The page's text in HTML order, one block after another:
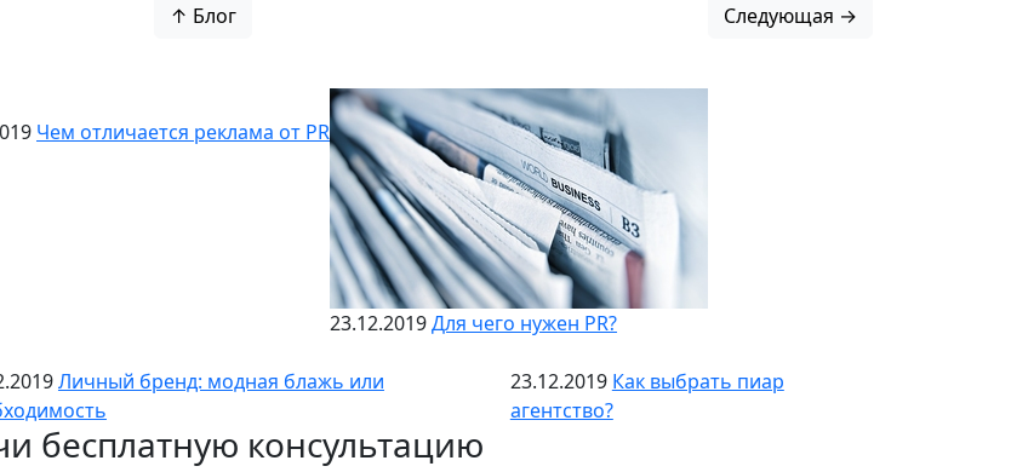
↑ Блог Следующая →
Чем отличается реклама от PR
23.12.2019Для чего нужен PR?
Личный бренд: модная блажь или
23.12.2019 Как выбрать пиар
агентство?
бесплатную консультацию